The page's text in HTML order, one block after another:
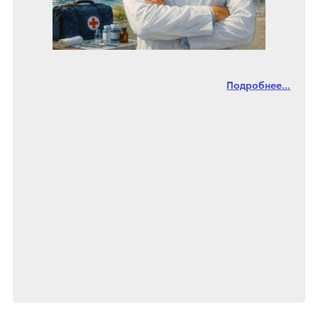
Подробнее...